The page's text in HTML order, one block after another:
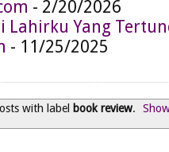
- 2/20/2026
Yang
- 11/25/2025
with label book review.